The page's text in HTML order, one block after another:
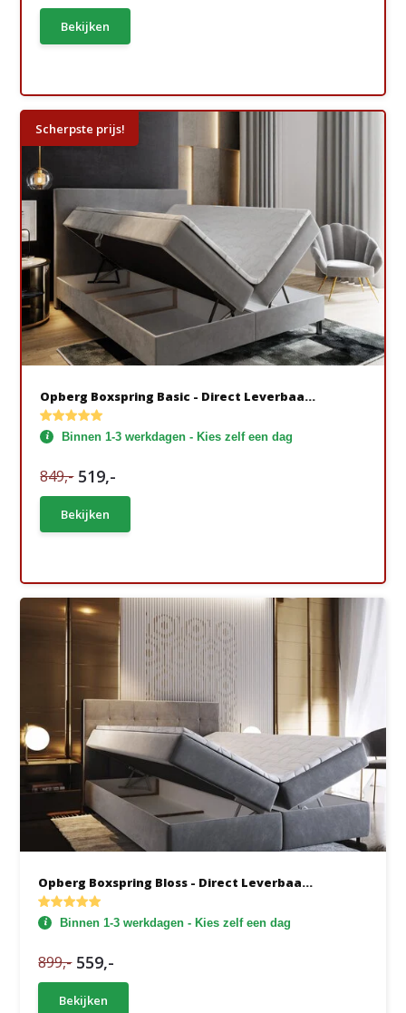
Bekijken
Scherpste prijs!
Opberg Boxspring Basic - Direct Leverbaa...
Binnen 1-3 werkdagen - Kies zelf een dag
849,- 519,-
Bekijken
Opberg Boxspring Bloss - Direct Leverbaa...
Binnen 1-3 werkdagen - Kies zelf een dag
899,- 559,-
Bekijken